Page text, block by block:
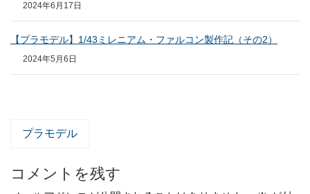
2024年6月17日
【プラモデル】1/43ミレニアム・ファルコン製作記（その2）
2024年5月6日
プラモデル
コメントを残す